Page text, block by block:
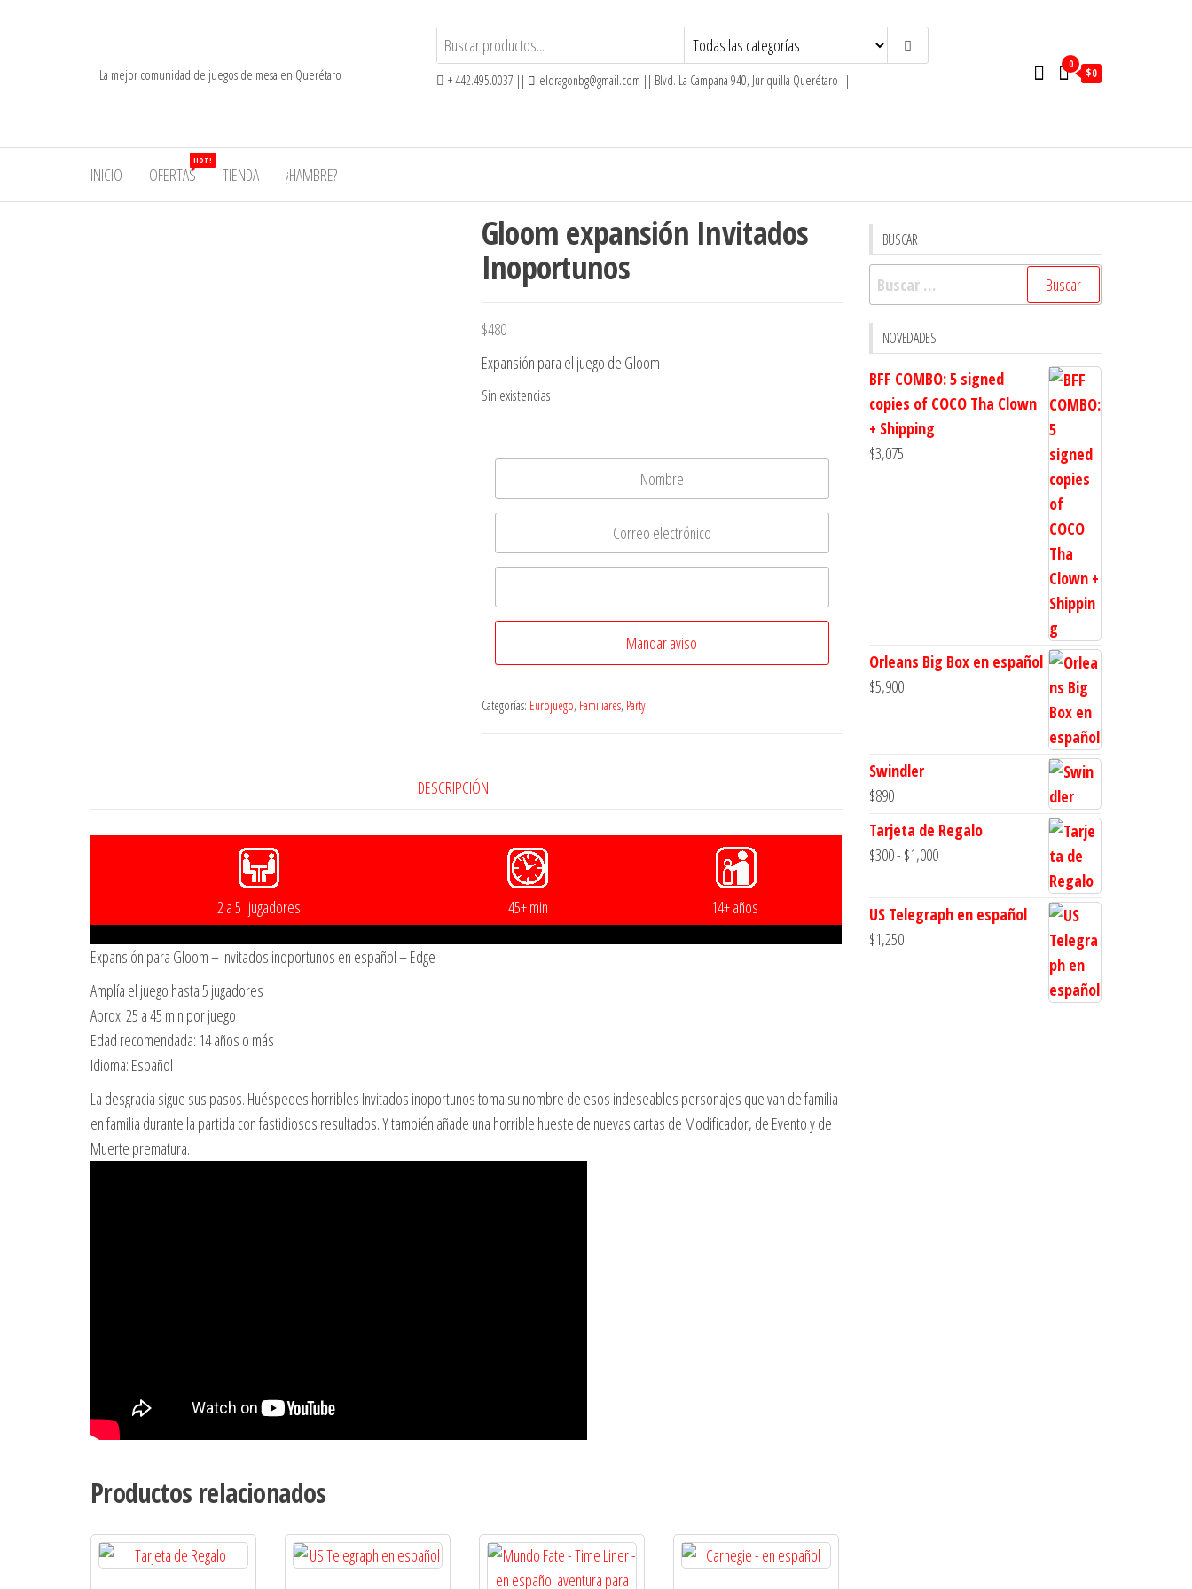
La mejor comunidad de juegos de mesa en Querétaro + 442.495.0037 || eldragonbg@gmail.com || Blvd. La Campana 940, Juriquilla Querétaro ||
0
$0
INICIO OFERTAS
HOT!
TIENDA ¿HAMBRE?
Gloom expansión Invitados
Inoportunos
$480
Expansión para el juego de Gloom
Sin existencias
Categorías: Eurojuego, Familiares, Party
DESCRIPCIÓN
2 a 5 jugadores 45+ min 14+ años
Expansión para Gloom – Invitados inoportunos en español – Edge
Amplía el juego hasta 5 jugadores
Aprox. 25 a 45 min por juego
Edad recomendada: 14 años o más
Idioma: Español
La desgracia sigue sus pasos. Huéspedes horribles Invitados inoportunos toma su nombre de esos indeseables personajes que van de familia
en familia durante la partida con fastidiosos resultados. Y también añade una horrible hueste de nuevas cartas de Modificador, de Evento y de
Muerte prematura.
Productos relacionados
BUSCAR
Buscar:
NOVEDADES
BFF COMBO: 5 signed
copies of COCO Tha Clown
+ Shipping
$3,075
Orleans Big Box en español
$5,900
Swindler
$890
Tarjeta de Regalo
$300- $1,000Rango
precios:
desde
US Telegraph en español
$1,250